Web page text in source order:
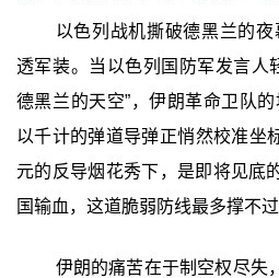
以色列战机撕破德黑兰的
透军装。当以色列国防军发言人
德黑兰的天空”，伊朗革命卫队
以千计的弹道导弹正悄然校准坐
元的反导烟花秀下，是即将见底
国输血，这道脆弱防线最多撑不过
伊朗的痛苦在于制空权尽失